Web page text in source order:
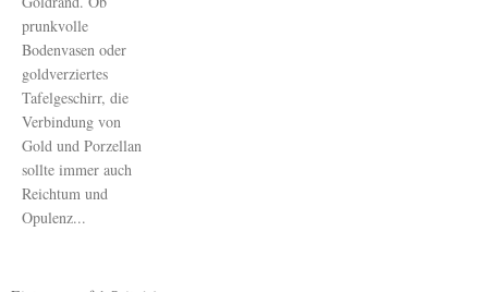
prunkvolle
Bodenvasen oder
goldverziertes
Tafelgeschirr, die
Verbindung von
Gold und Porzellan
sollte immer auch
Reichtum und
Opulenz...